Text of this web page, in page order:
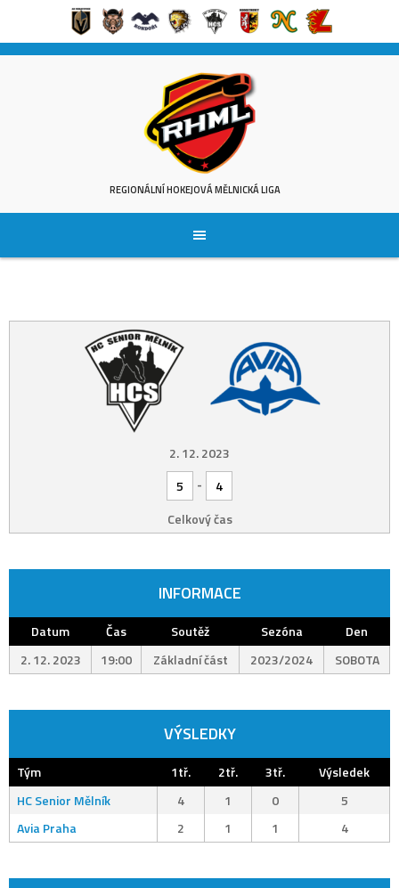
Skip
REGIONÁLNÍ HOKEJOVÁ MĚLNICKÁ LIGA
2. 12. 2023
5
-
4
Celkový čas
INFORMACE
Datum Čas Soutěž Sezóna
Den
2. 12. 2023
19:00 Základní část 2023/2024 SOBOTA
VÝSLEDKY
Tým 1tř. 2tř. 3tř.
Výsledek
HC Senior Mělník
4 1 0
5
Avia Praha
2 1 1 4